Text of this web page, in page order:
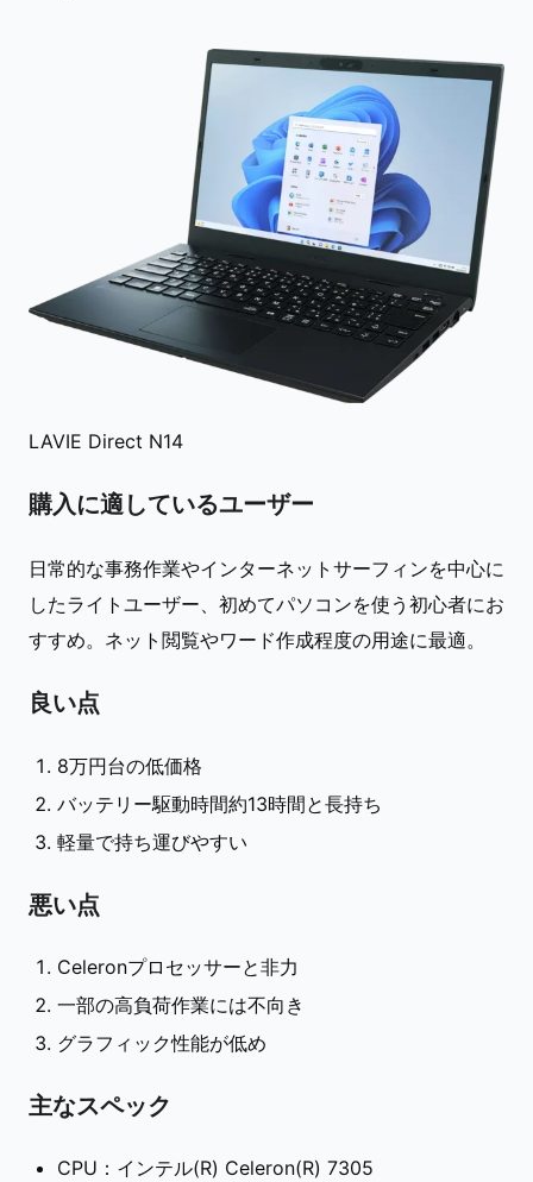
LAVIE Direct N14
購入に適しているユーザー
日常的な事務作業やインターネットサーフィンを中心に
したライトユーザー、初めてパソコンを使う初心者にお
すすめ。ネット閲覧やワード作成程度の用途に最適。
良い点
8万円台の低価格
バッテリー駆動時間約13時間と長持ち
軽量で持ち運びやすい
悪い点
Celeronプロセッサーと非力
一部の高負荷作業には不向き
グラフィック性能が低め
主なスペック
CPU：インテル(R) Celeron(R) 7305